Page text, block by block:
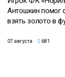
Антошкин помог
взять золото в
07 августа 681